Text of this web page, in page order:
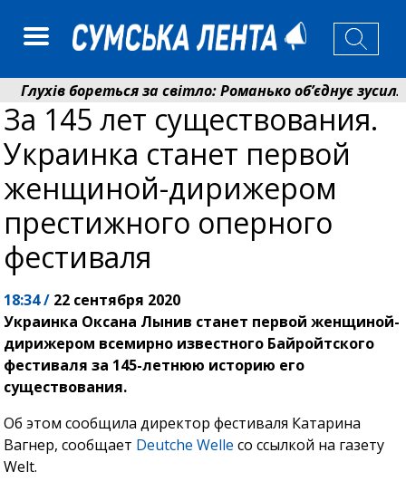
бореться за світло: Романько об’єднує зусилля
фонд Сумщини спрямував 0,2 млрд грн на
За 145 лет существования.
Украинка станет первой
женщиной-дирижером
престижного оперного
фестиваля
18:34 / 22 сентября 2020
Украинка Оксана Лынив станет первой женщиной-
дирижером всемирно известного Байройтского
фестиваля за 145-летнюю историю его
существования.
Об этом сообщила директор фестиваля Катарина
Вагнер, сообщает Deutche Welle со ссылкой на газету
Welt.